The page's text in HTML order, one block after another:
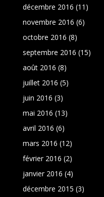
décembre 2016 (11)
novembre 2016 (6)
octobre 2016 (8)
septembre 2016 (15)
août 2016 (8)
juillet 2016 (5)
juin 2016 (3)
mai 2016 (13)
avril 2016 (6)
mars 2016 (12)
février 2016 (2)
janvier 2016 (4)
décembre 2015 (3)